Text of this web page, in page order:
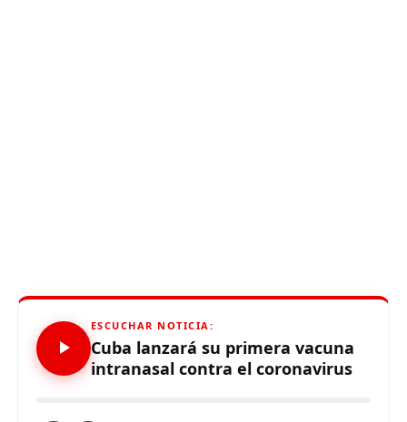
ESCUCHAR NOTICIA:
Cuba lanzará su primera vacuna
intranasal contra el coronavirus